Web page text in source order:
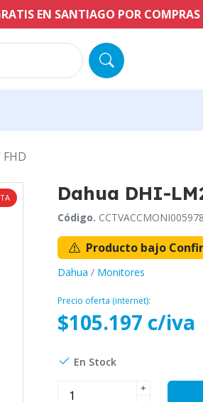
SANTIAGO POR COMPRAS A
Dahua DHI-
Código.
Producto bajo
Dahua / Monitores
Precio oferta (internet):
$105.197 c/iva
En Stock
+